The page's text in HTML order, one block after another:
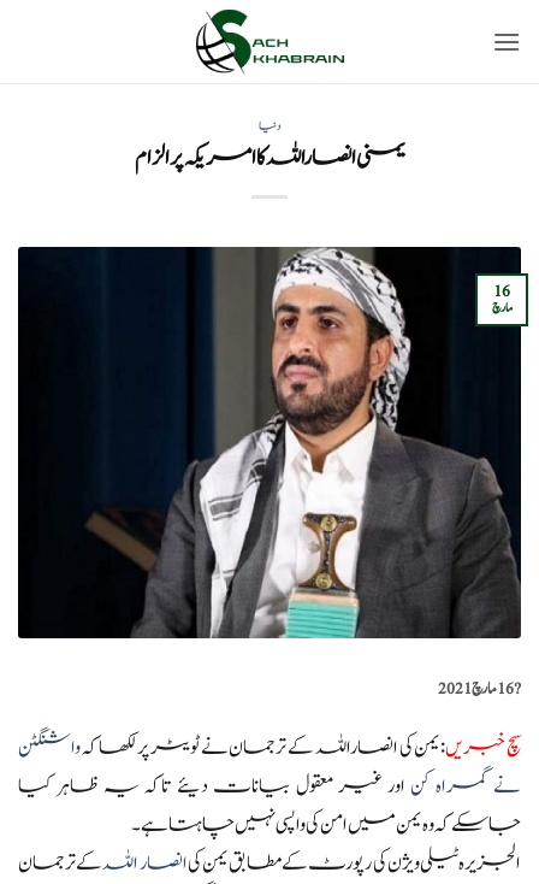
دنیا
یمنی انصاراللہ کا امریکہ پر الزام
16
مارچ
?️16 مارچ 2021
سچ خبریں:یمن کی انصاراللہ کے ترجمان نے ٹویٹر پر لکھا کہواشنگٹن
نے گمراہ کن اور غیر معقول بیانات دیئے تاکہ یہ ظاہر کیا
جاسکے کہ وہ یمن میں امن کی واپسی نہیں چاہتا ہے۔
الجزیرہ ٹیلی ویژن کی رپورٹ کے مطابق یمن کیانصار اللہکے ترجمان